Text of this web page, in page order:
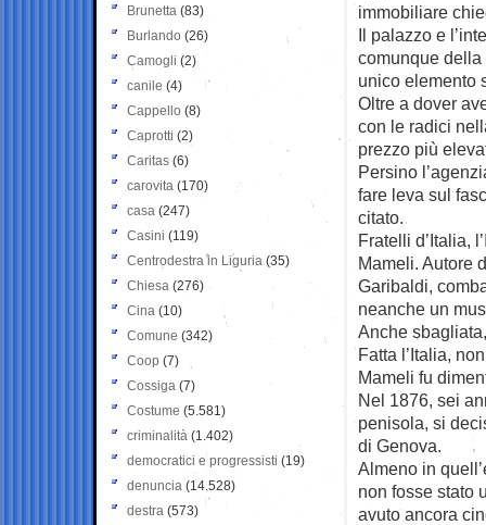
immobiliare
Il palazzo e
comunque della
unico elemento
Oltre a dover
con le radici
prezzo più
Persino
fare leva sul
citato.
Fratelli d’Italia,
Mameli. Autore
Garibaldi,
neanche un
Anche
Fatta l’Italia,
Mameli fu
Nel 1876, sei
penisola, si
di Genova.
Almeno in
non fosse stato
avuto ancora
Brunetta (83)
Burlando (26)
Camogli (2)
canile (4)
Cappello (8)
Caprotti (2)
Caritas (6)
carovita (170)
casa (247)
Casini (119)
Centrodestra in Liguria (35)
Chiesa (276)
Cina (10)
Comune (342)
Coop (7)
Cossiga (7)
Costume (5.581)
criminalità (1.402)
democratici e progressisti (19)
denuncia (14.528)
destra (573)